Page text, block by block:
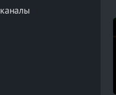
каналы